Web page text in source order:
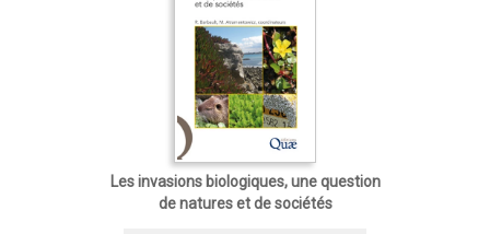
Les invasions biologiques, une question
de natures et de sociétés